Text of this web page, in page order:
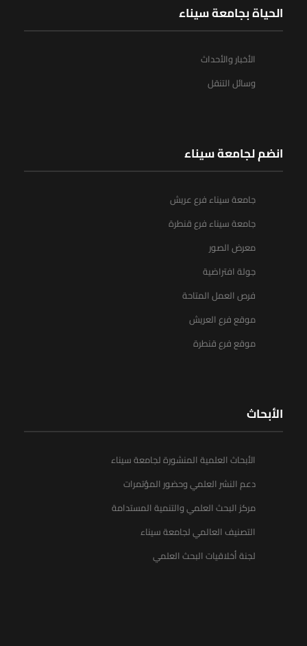
الحياة بجامعة سيناء
الأخبار والأحداث
وسائل التنقل
انضم لجامعة سيناء
جامعة سيناء فرع عريش
جامعة سيناء فرع قنطرة
معرض الصور
جولة افتراضية
فرص العمل المتاحة
موقع فرع العريش
موقع فرع قنطرة
الأبحاث
الأبحاث العلمية المنشورة لجامعة سيناء
دعم النشر العلمي وحضور المؤتمرات
مركز البحث العلمي والتنمية المستدامة
التصنيف العالمي لجامعة سيناء
لجنة أخلاقيات البحث العلمي